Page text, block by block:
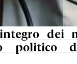
dei
politico